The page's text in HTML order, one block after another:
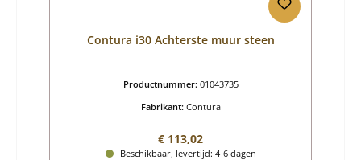
Contura i30 Achterste muur steen
Productnummer: 01043735
Fabrikant: Contura
Normale prijs:
€ 113,02
Beschikbaar, levertijd: 4-6 dagen